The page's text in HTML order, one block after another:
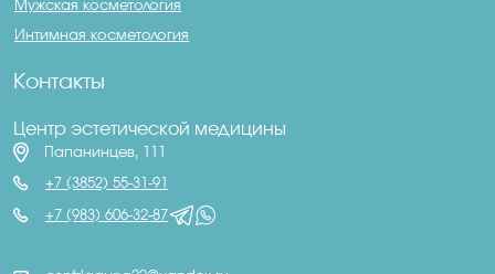
Мужская косметология
Интимная косметология
Контакты
Центр эстетической медицины
Папанинцев, 111
+7 (3852) 55-31-91
+7 (983) 606-32-87